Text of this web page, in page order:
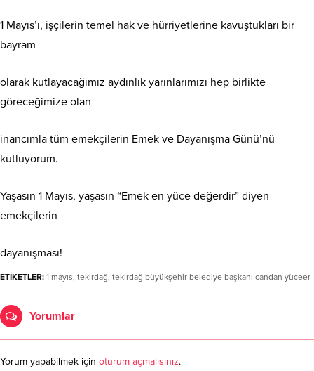
1 Mayıs’ı, işçilerin temel hak ve hürriyetlerine kavuştukları bir
bayram
olarak kutlayacağımız aydınlık yarınlarımızı hep birlikte
göreceğimize olan
inancımla tüm emekçilerin Emek ve Dayanışma Günü’nü
kutluyorum.
Yaşasın 1 Mayıs, yaşasın “Emek en yüce değerdir” diyen
emekçilerin
dayanışması!
ETİKETLER: 1 mayıs, tekirdağ, tekirdağ büyükşehir belediye başkanı candan yüceer
Yorumlar
Yorum yapabilmek için oturum açmalısınız.